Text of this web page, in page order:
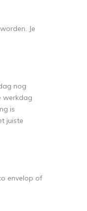
Je
nog
werkdag
is
juiste
envelop of